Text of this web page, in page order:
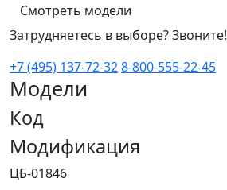
Смотреть модели
Затрудняетесь в выборе? Звоните!
+7 (495) 137-72-328-800-555-22-45
Модели
Код
Модификация
ЦБ-01846